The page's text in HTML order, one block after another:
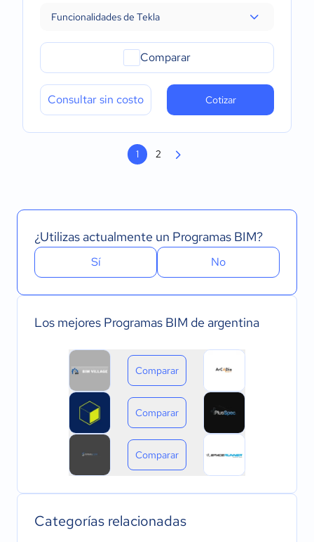
Funcionalidades de Tekla
Comparar
Consultar sin costo Cotizar
1 2
¿Utilizas actualmente un Programas BIM?
Sí No
Los mejores Programas BIM de argentina
Comparar
Comparar
Comparar
Categorías relacionadas